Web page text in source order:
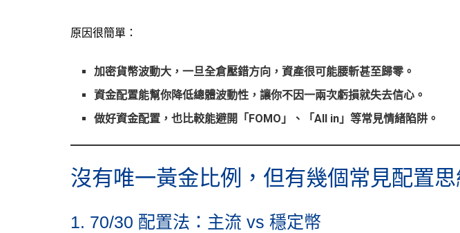
原因很簡單：
加密貨幣波動大，一旦全倉壓錯方向，資產很可能腰斬甚至歸零。
資金配置能幫你降低總體波動性，讓你不因一兩次虧損就失去信心。
做好資金配置，也比較能避開「FOMO」、「All in」等常見情緒陷阱。
沒有唯一黃金比例，但有幾個常見配置思
1. 70/30 配置法：主流 vs 穩定幣